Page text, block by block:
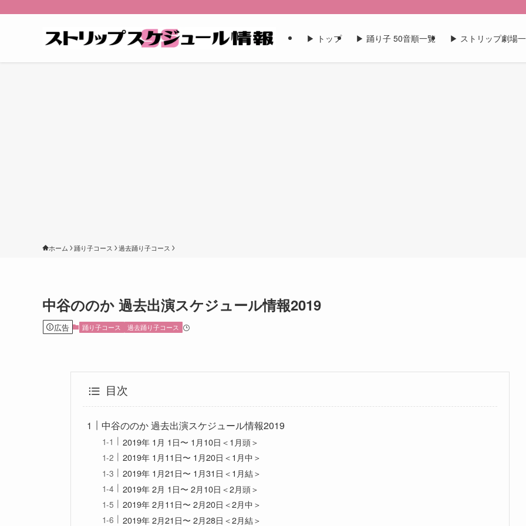
▶︎ トップ ▶︎ 踊り子 50音順一覧 ▶︎ ストリップ劇場
ホーム 踊り子コース 過去踊り子コース
中谷ののか 過去出演スケジュール情報2019
広告 踊り子コース 過去踊り子コース
目次
中谷ののか 過去出演スケジュール情報2019
2019年 1月 1日〜 1月10日＜1月頭＞
2019年 1月11日〜 1月20日＜1月中＞
2019年 1月21日〜 1月31日＜1月結＞
2019年 2月 1日〜 2月10日＜2月頭＞
2019年 2月11日〜 2月20日＜2月中＞
2019年 2月21日〜 2月28日＜2月結＞